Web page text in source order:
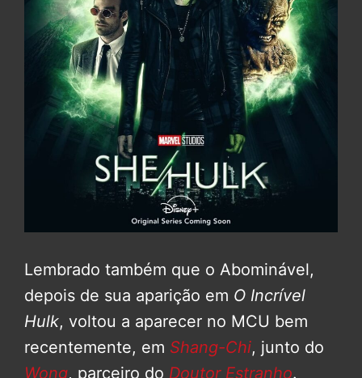
Lembrado também que o Abominável,
depois de sua aparição em O Incrível
Hulk, voltou a aparecer no MCU bem
recentemente, em Shang-Chi, junto do
Wong, parceiro do Doutor Estranho.